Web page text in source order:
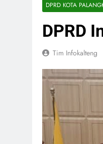
DPRD KOTA
DPRD
Tim Infokalteng